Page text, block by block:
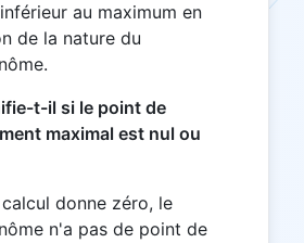
au maximum en
de la nature du
t-il si le point de
maximal est nul ou
donne zéro, le
n'a pas de point de